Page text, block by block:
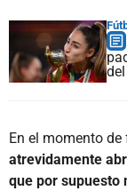
En el momento
atrevidamente
que por supuesto